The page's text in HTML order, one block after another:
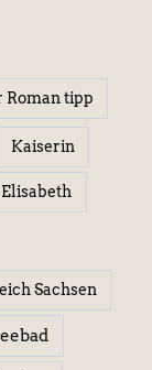
Roman tipp
Kaiserin
Sachsen